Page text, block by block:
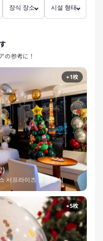
장식 장소 시설 형태
の参考に！
+1枚
)
서프라이즈 풍선 장식
+5枚